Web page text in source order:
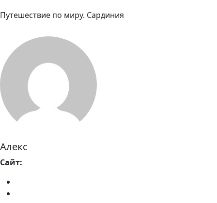
Путешествие по миру. Сардиния
Алекс
Сайт: